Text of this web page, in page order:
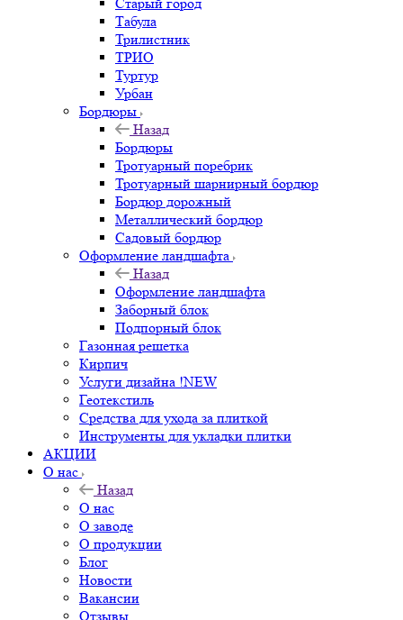
Табула
Трилистник
ТРИО
Туртур
Урбан
Бордюры
Назад
Бордюры
Тротуарный поребрик
Тротуарный шарнирный бордюр
Бордюр дорожный
Металлический бордюр
Садовый бордюр
Оформление ландшафта
Назад
Оформление ландшафта
Заборный блок
Подпорный блок
Газонная решетка
Кирпич
Услуги дизайна !NEW
Геотекстиль
Средства для ухода за плиткой
Инструменты для укладки плитки
АКЦИИ
О нас
Назад
О нас
О заводе
О продукции
Блог
Новости
Вакансии
Отзывы